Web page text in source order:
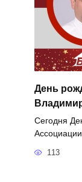
День
Сегодня
113